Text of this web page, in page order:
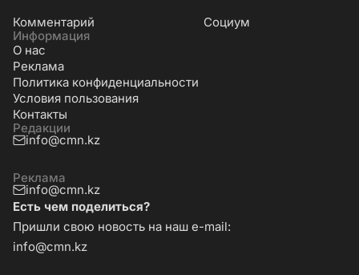
Комментарий
Социум
Информация
О нас
Реклама
Политика конфиденциальности
Условия пользования
Контакты
Редакции
info@cmn.kz
Реклама
info@cmn.kz
Есть чем поделиться?
Пришли свою новость на наш e-mail:
info@cmn.kz